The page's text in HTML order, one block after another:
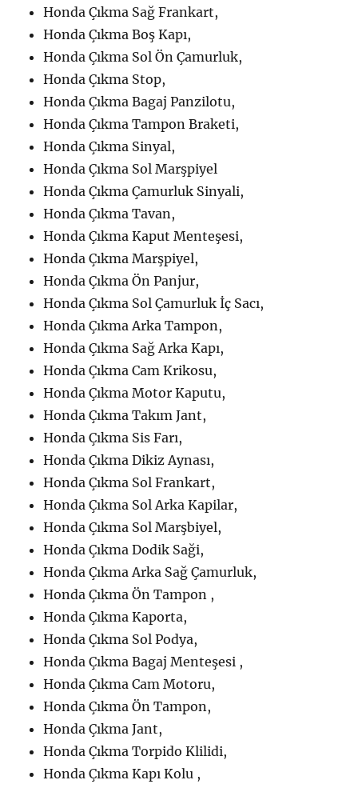
Honda Çıkma Sağ Frankart,
Honda Çıkma Boş Kapı,
Honda Çıkma Sol Ön Çamurluk,
Honda Çıkma Stop,
Honda Çıkma Bagaj Panzilotu,
Honda Çıkma Tampon Braketi,
Honda Çıkma Sinyal,
Honda Çıkma Sol Marşpiyel
Honda Çıkma Çamurluk Sinyali,
Honda Çıkma Tavan,
Honda Çıkma Kaput Menteşesi,
Honda Çıkma Marşpiyel,
Honda Çıkma Ön Panjur,
Honda Çıkma Sol Çamurluk İç Sacı,
Honda Çıkma Arka Tampon,
Honda Çıkma Sağ Arka Kapı,
Honda Çıkma Cam Krikosu,
Honda Çıkma Motor Kaputu,
Honda Çıkma Takım Jant,
Honda Çıkma Sis Farı,
Honda Çıkma Dikiz Aynası,
Honda Çıkma Sol Frankart,
Honda Çıkma Sol Arka Kapilar,
Honda Çıkma Sol Marşbiyel,
Honda Çıkma Dodik Saği,
Honda Çıkma Arka Sağ Çamurluk,
Honda Çıkma Ön Tampon ,
Honda Çıkma Kaporta,
Honda Çıkma Sol Podya,
Honda Çıkma Bagaj Menteşesi ,
Honda Çıkma Cam Motoru,
Honda Çıkma Ön Tampon,
Honda Çıkma Jant,
Honda Çıkma Torpido Klilidi,
Honda Çıkma Kapı Kolu ,